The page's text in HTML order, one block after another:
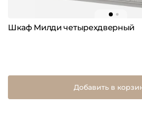
Шкаф Милди четырехдверный
Добавить в